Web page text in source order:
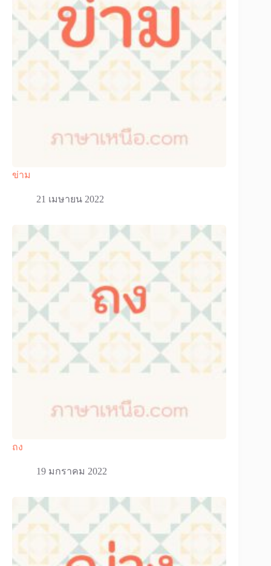
ข่าม
21 เมษายน 2022
ถง
19 มกราคม 2022